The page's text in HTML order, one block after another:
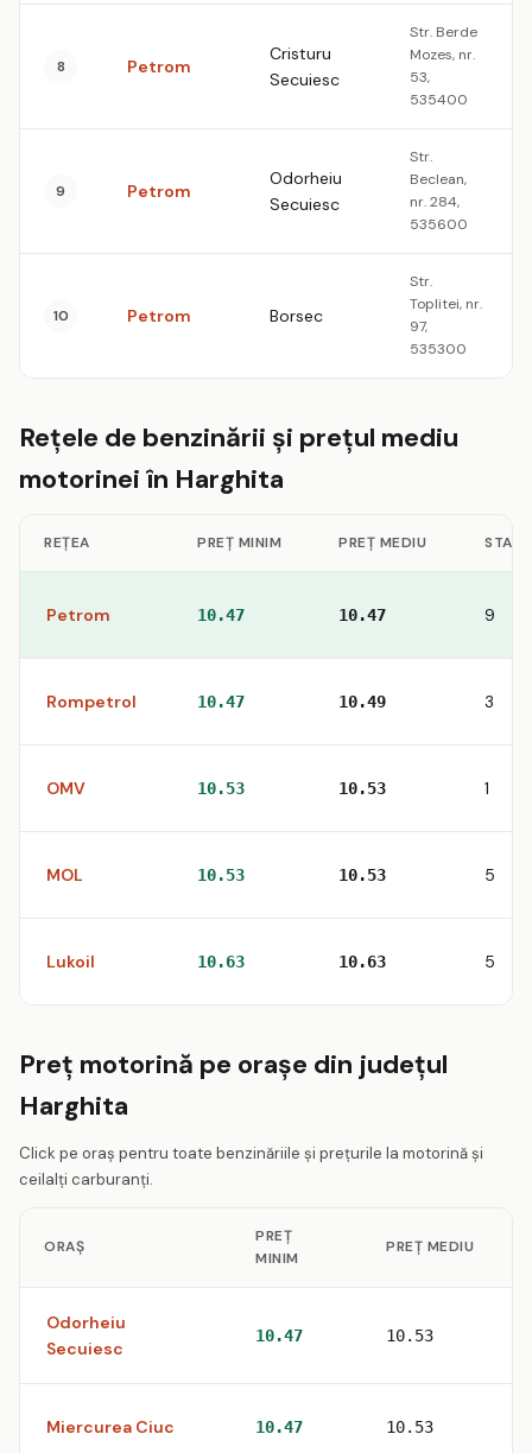
8 Petrom
Cristuru
Secuiesc
Str. Berde
Mozes, nr.
53,
535400
9 Petrom
Odorheiu
Secuiesc
Str.
Beclean,
nr. 284,
535600
10 Petrom Borsec
Str.
Toplitei, nr.
97,
535300
Rețele de benzinării și prețul mediu
motorinei în Harghita
REȚEA PREȚ MINIM PREȚ MEDIU
Petrom 10.47 10.47 9
Rompetrol 10.47 10.49 3
OMV 10.53 10.53 1
MOL 10.53 10.53 5
Lukoil 10.63 10.63 5
Preț motorină pe orașe din județul
Harghita
Click pe oraș pentru toate benzinăriile și prețurile la motorină și
ceilalți carburanți.
ORAȘ
PREȚ
MINIM
PREȚ MEDIU
Odorheiu
Secuiesc
10.47 10.53
Miercurea Ciuc 10.47 10.53